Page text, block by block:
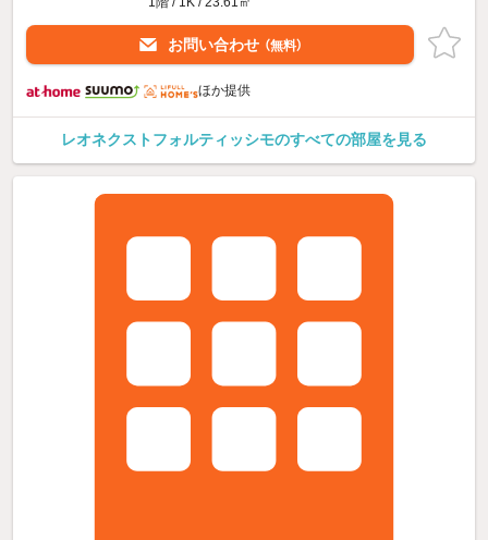
お問い合わせ （無料）
ほか提供
レオネクストフォルティッシモのすべての部屋を見る